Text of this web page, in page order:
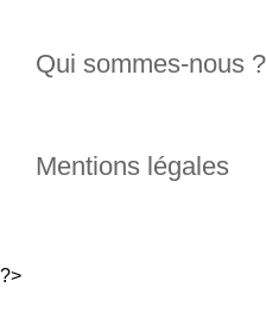
Qui sommes-nous ?
Mentions légales
?>